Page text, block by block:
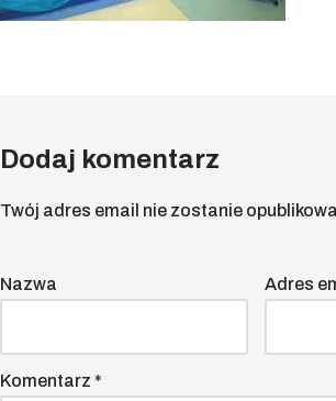
Dodaj komentarz
Twój adres email nie zostanie
Nazwa Adres
Komentarz *